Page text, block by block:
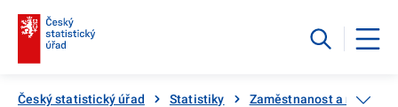
Český statistický úřad Statistiky Zaměstnanost a